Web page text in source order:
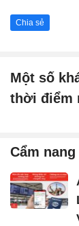
Chia sẻ
Một số
thời điểm
Cẩm